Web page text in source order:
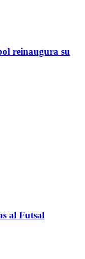
reinaugura su
al Futsal